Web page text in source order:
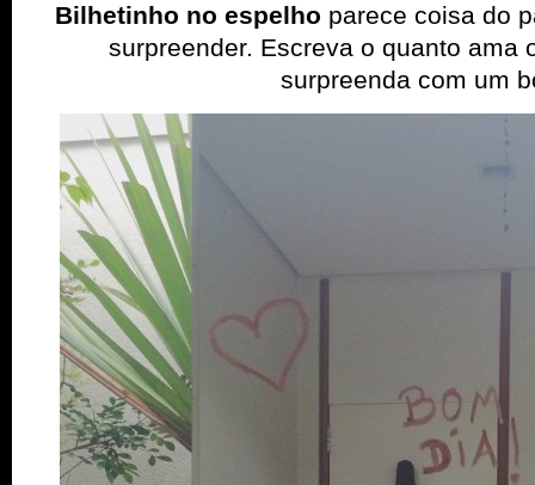
Bilhetinho no espelho parece coisa do
surpreender. Escreva o quanto ama
surpreenda com um